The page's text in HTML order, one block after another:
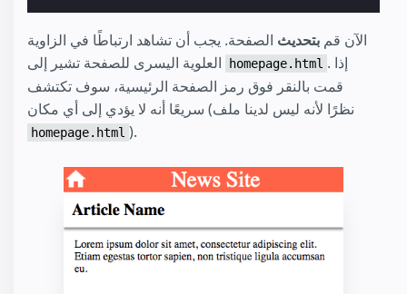
الآن قم بتحديث الصفحة. يجب أن تشاهد ارتباطًا في الزاوية
homepage.html . إذا
قمت بالنقر فوق رمز الصفحة الرئيسية، سوف تكتشف
سريعًا أنه لا يؤدي إلى أي مكان (نظرًا لأنه ليس لدينا ملف
homepage.html ).